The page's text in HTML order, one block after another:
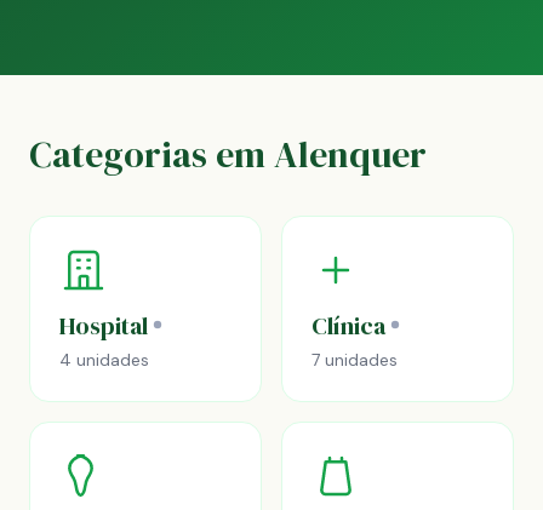
Categorias em Alenquer
Hospital
4 unidades
Clínica
7 unidades